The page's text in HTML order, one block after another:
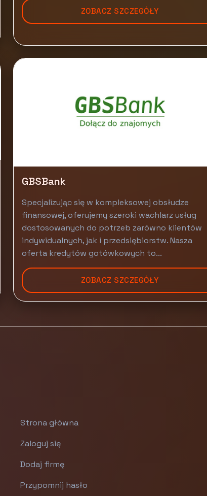
ZOBACZ SZCZEGÓŁY
GBSBank
Specjalizując się w kompleksowej obsłudze
finansowej, oferujemy szeroki wachlarz usług
dostosowanych do potrzeb zarówno klientów
indywidualnych, jak i przedsiębiorstw. Nasza
oferta kredytów gotówkowych to...
ZOBACZ SZCZEGÓŁY
Strona główna
Zaloguj się
Dodaj firmę
Przypomnij hasło